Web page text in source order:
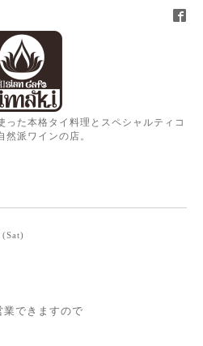
った本格タイ料理とスペシャルティコ
然派ワインの店。
業できますので